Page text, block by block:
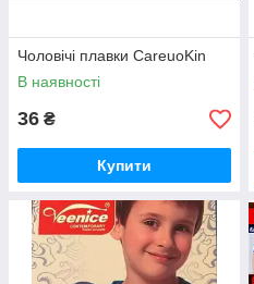
Чоловічі плавки CareuoKin
В наявності
36 ₴
Купити